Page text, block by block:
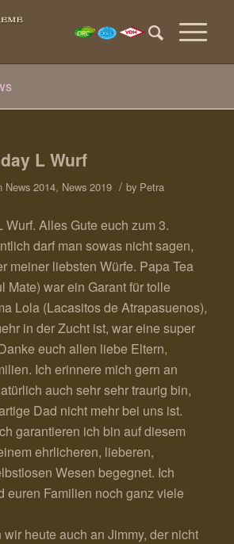
L Wurf
News 2014, News 2019 / by Petra
Wurf. Alles Gute euch zum 3.
darf man sowas nicht sagen,
meiner liebsten Würfe. Papa Tea
Mate) war ein Garant für tolle
Lola (Lacasitos de Atrapasuenos),
in der Zucht ist, war eine super
euch allen liebe Eltern,
Ich erinnere mich gern an
auch sehr sehr traurig bin,
Dad nicht mehr bei uns ist.
garantieren ich bin auf diesem
ehrlicheren, lieberen,
Wesen begegnet. Ich
euren Familien noch ganz viele
heute auch an Jimmy, der nicht